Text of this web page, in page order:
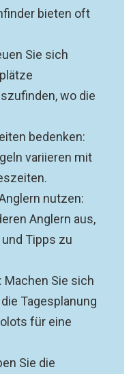
bieten oft
Sie sich
wo die
bedenken:
variieren mit
nutzen:
Anglern aus,
Tipps zu
Machen Sie sich
Tagesplanung
für eine
Sie die